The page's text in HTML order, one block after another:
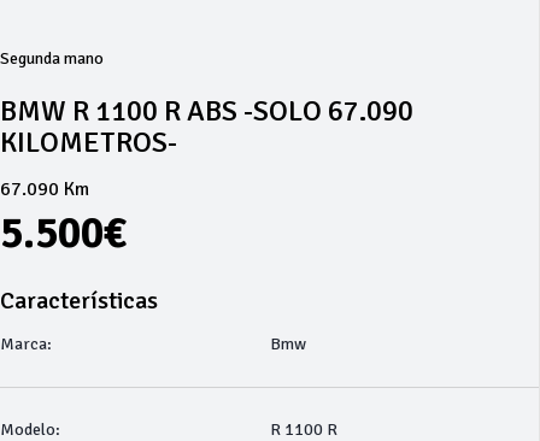
Segunda mano
BMW R 1100 R ABS -SOLO 67.090
KILOMETROS-
67.090 Km
5.500€
Características
Marca: Bmw
Modelo: R 1100 R